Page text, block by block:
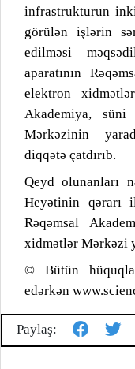
infrastrukturun
görülən işlərin
edilməsi
aparatının
elektron
Akademiya,
Mərkəzinin
diqqətə çatdırıb.
Qeyd olunanları
Heyətinin qərarı
Rəqəmsal
xidmətlər Mərkəzi
© Bütün
edərkən
Paylaş: